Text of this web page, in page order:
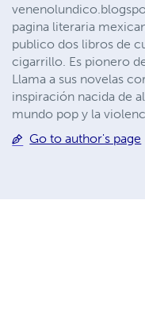
pagina literaria
publico dos libros de
cigarrillo. Es pionero
Llama a sus novelas
inspiración nacida de
mundo pop y la
Go to author's page